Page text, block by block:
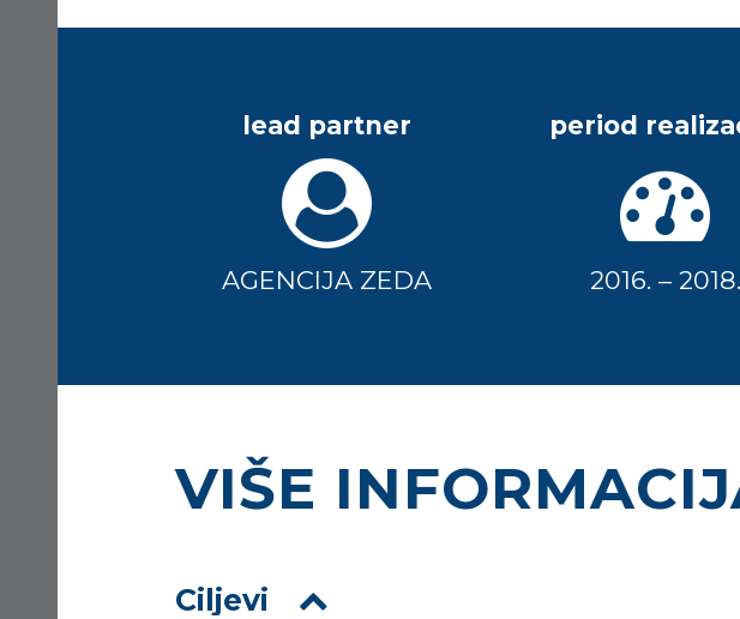
lead partner
AGENCIJA ZEDA
period
2016. – 2018.
VIŠE
Ciljevi